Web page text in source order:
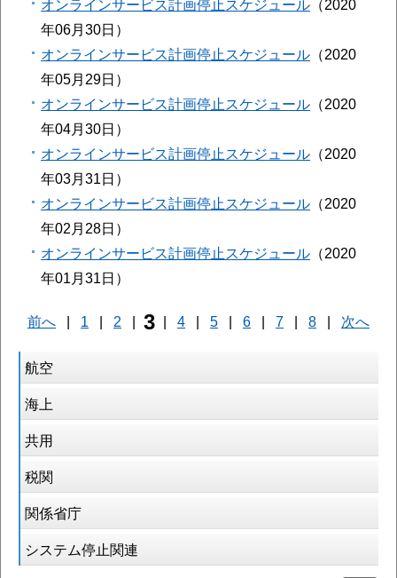
航空
海上
共用
税関
関係省庁
システム停止関連
年06月30日
オンラインサービス計画停止スケジュール
2020
年05月29日
オンラインサービス計画停止スケジュール
2020
年04月30日
オンラインサービス計画停止スケジュール
2020
年03月31日
オンラインサービス計画停止スケジュール
2020
年02月28日
オンラインサービス計画停止スケジュール
2020
年01月31日
前へ | 1 | 2 | 3 | 4 | 5 | 6 | 7 | 8 | 次へ